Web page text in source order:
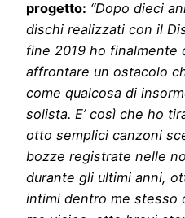
progetto: “Dopo dieci
dischi realizzati con il
fine 2019 ho finalmente
affrontare un ostacolo
come qualcosa di
solista. E’ così che ho
otto semplici canzoni
bozze registrate nelle
durante gli ultimi anni,
intimi dentro me stesso